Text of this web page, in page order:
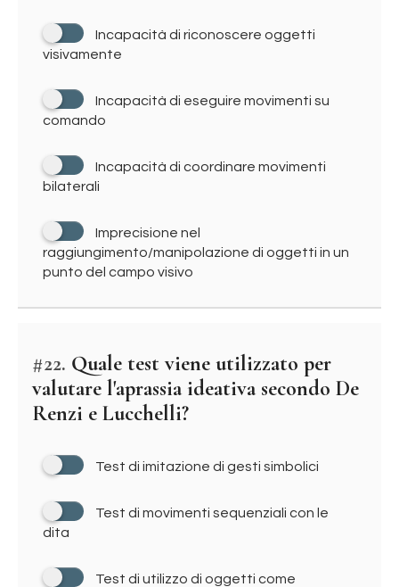
Incapacità di riconoscere oggetti
visivamente
Incapacità di eseguire movimenti su
comando
Incapacità di coordinare movimenti
bilaterali
Imprecisione nel
raggiungimento/manipolazione di oggetti in un
punto del campo visivo
#22. Quale test viene utilizzato per
valutare l'aprassia ideativa secondo De
Renzi e Lucchelli?
Test di imitazione di gesti simbolici
Test di movimenti sequenziali con le
dita
Test di utilizzo di oggetti come